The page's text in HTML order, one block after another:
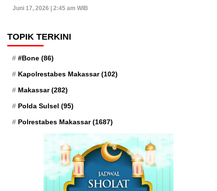
Juni 17, 2026 | 2:45 am WIB
TOPIK TERKINI
#Bone (86)
Kapolrestabes Makassar(102)
Makassar(282)
Polda Sulsel (95)
Polrestabes Makassar(1687)